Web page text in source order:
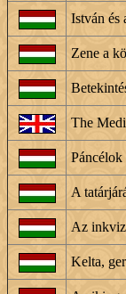
István és
Zene a
The
Páncélok
A
Az
Kelta,